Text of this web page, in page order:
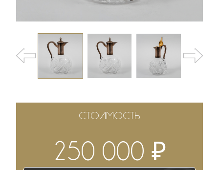
СТОИМОСТЬ
250 000 ₽